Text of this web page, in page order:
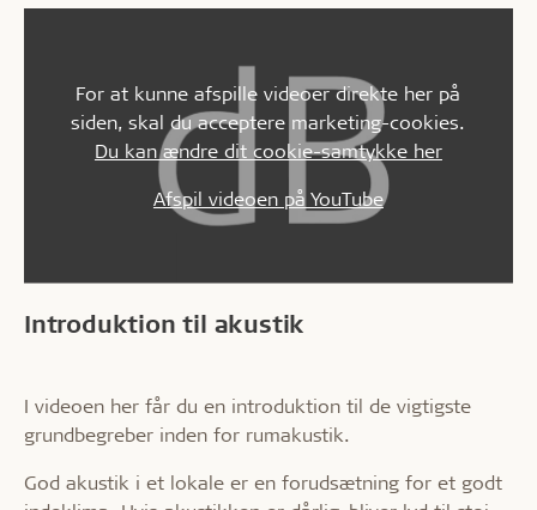
For at kunne afspille videoer direkte her på
siden, skal du acceptere marketing-cookies.
Du kan ændre dit cookie-samtykke her
Afspil videoen på YouTube
Introduktion til akustik
I videoen her får du en introduktion til de vigtigste
grundbegreber inden for rumakustik.
God akustik i et lokale er en forudsætning for et godt